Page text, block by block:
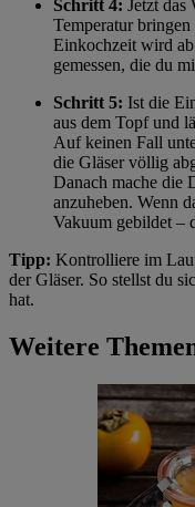
Schritt 4: Jetzt das
Temperatur
Einkochzeit wird
gemessen, die du
Schritt 5: Ist die
aus dem Topf und
Auf keinen Fall
die Gläser völlig
Danach mache die
anzuheben. Wenn
Vakuum gebildet –
Tipp: Kontrolliere im
der Gläser. So stellst du
hat.
Weitere